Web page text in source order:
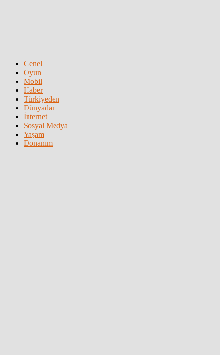
Genel
Oyun
Mobil
Haber
Türkiyeden
Dünyadan
İnternet
Sosyal Medya
Yaşam
Donanım